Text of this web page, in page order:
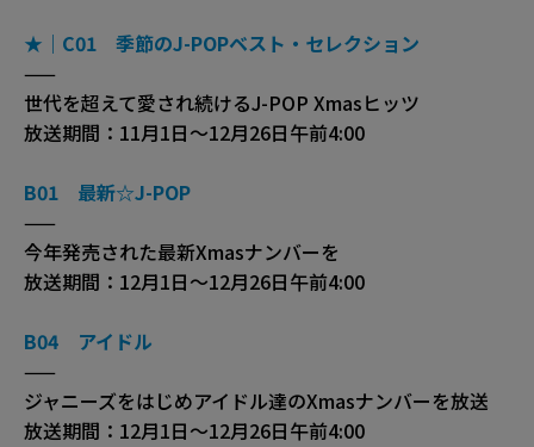
★｜C01 季節のJ-POPベスト・セレクション
——
世代を超えて愛され続けるJ-POP Xmasヒッツ
放送期間：11月1日〜12月26日午前4:00
B01 最新☆J-POP
——
今年発売された最新Xmasナンバーを
放送期間：12月1日〜12月26日午前4:00
B04 アイドル
——
ジャニーズをはじめアイドル達のXmasナンバーを放送
放送期間：12月1日〜12月26日午前4:00